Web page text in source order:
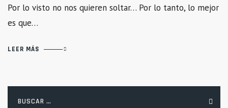
Por lo visto no nos quieren soltar… Por lo tanto, lo mejor
es que…
LEER MÁS